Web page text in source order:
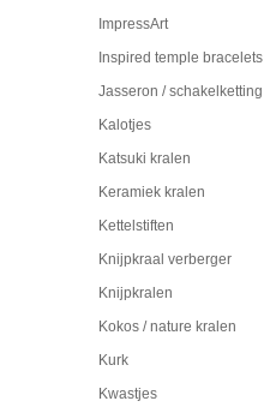
ImpressArt
Inspired temple bracelets
Jasseron / schakelketting
Kalotjes
Katsuki kralen
Keramiek kralen
Kettelstiften
Knijpkraal verberger
Knijpkralen
Kokos / nature kralen
Kurk
Kwastjes